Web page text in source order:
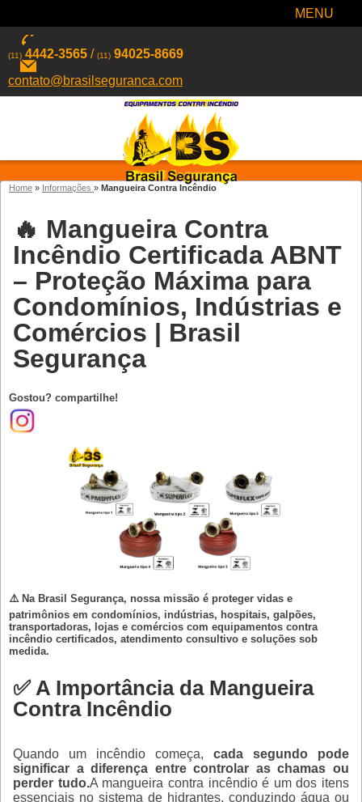
MENU
(11) 4442-3565 / (11) 94025-8669
contato@brasilseguranca.com
Home » Informações » Mangueira Contra Incêndio
🔥 Mangueira Contra
Incêndio Certificada ABNT
– Proteção Máxima para
Condomínios, Indústrias e
Comércios | Brasil
Segurança
Gostou? compartilhe!
⚠️ Na Brasil Segurança, nossa missão é proteger vidas e
patrimônios em condomínios, indústrias, hospitais, galpões,
transportadoras, lojas e comércios com equipamentos contra
incêndio certificados, atendimento consultivo e soluções sob
medida.
✅ A Importância da Mangueira
Contra Incêndio
Quando um incêndio começa, cada segundo pode
significar a diferença entre controlar as chamas ou
perder tudo.A mangueira contra incêndio é um dos itens
essenciais no sistema de hidrantes, conduzindo água ou